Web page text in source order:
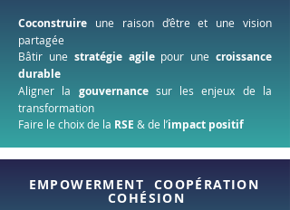
Coconstruire une raison d’être et une vision
partagée
Bâtir une stratégie agilepour unecroissance
durable
Aligner la gouvernancesur les enjeux de la
transformation
Faire le choix de la RSE & de l’impact positif
EMPOWERMENT COOPÉRATION
COHÉSION